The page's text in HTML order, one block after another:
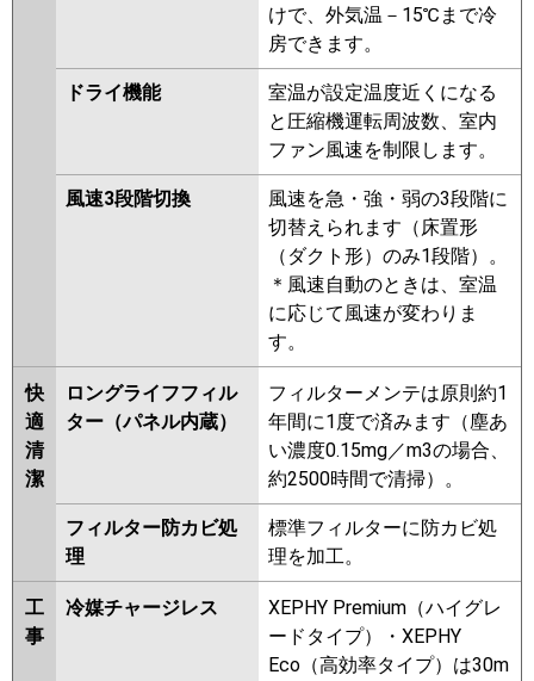
PA-P160FE7GB PA-P160FE7GNB
PA-P160FE7G PA-P160FE7GN
PA-P160FE6GNB PA-P160FE6G
PA-P160FE6GN
けで、外気温－15℃まで冷
房できます。
ドライ機能
室温が設定温度近くになる
と圧縮機運転周波数、室内
ファン風速を制限します。
風速3段階切換
風速を急・強・弱の3段階に
切替えられます（床置形
（ダクト形）のみ1段階）。
＊風速自動のときは、室温
に応じて風速が変わりま
す。
快
適
清
潔
ロングライフフィル
ター（パネル内蔵）
フィルターメンテは原則約1
年間に1度で済みます（塵あ
い濃度0.15mg／m3の場合、
約2500時間で清掃）。
フィルター防カビ処
理
標準フィルターに防カビ処
理を加工。
工
事
冷媒チャージレス
XEPHY Premium（ハイグレ
ードタイプ）・XEPHY
Eco（高効率タイプ）は30m